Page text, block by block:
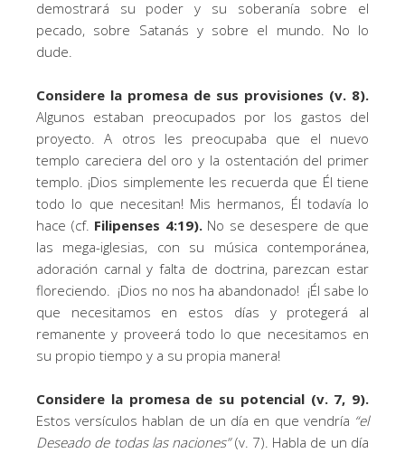
demostrará su poder y su soberanía sobre el
pecado, sobre Satanás y sobre el mundo. No lo
dude.
Considere la promesa de sus provisiones (v. 8).
Algunos estaban preocupados por los gastos del
proyecto. A otros les preocupaba que el nuevo
templo careciera del oro y la ostentación del primer
templo. ¡Dios simplemente les recuerda que Él tiene
todo lo que necesitan! Mis hermanos, Él todavía lo
hace (cf. Filipenses 4:19). No se desespere de que
las mega-iglesias, con su música contemporánea,
adoración carnal y falta de doctrina, parezcan estar
floreciendo. ¡Dios no nos ha abandonado! ¡Él sabe lo
que necesitamos en estos días y protegerá al
remanente y proveerá todo lo que necesitamos en
su propio tiempo y a su propia manera!
Considere la promesa de su potencial (v. 7, 9).
Estos versículos hablan de un día en que vendría “el
Deseado de todas las naciones”(v. 7). Habla de un día